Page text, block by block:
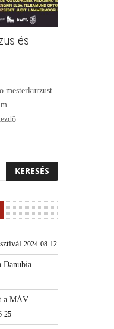
és
mesterkurzust
2024-08-12
Danubia
a MÁV
25